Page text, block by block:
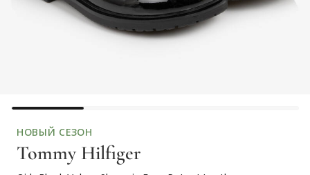
НОВЫЙ СЕЗОН
Tommy Hilfiger